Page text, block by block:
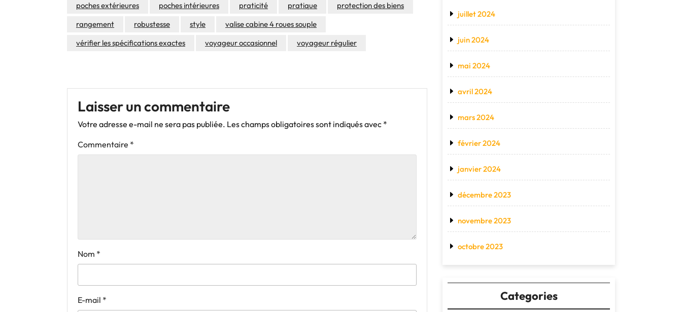
poches extérieures
poches intérieures praticité pratique
protection des biens
rangement
robustesse style
valise cabine 4 roues souple
vérifier les spécifications exactes
voyageur occasionnel voyageur régulier
Laisser un commentaire
Votre adresse e-mail ne sera pas publiée. Les champs obligatoires sont indiqués avec *
Commentaire *
Nom *
E-mail *
juillet 2024
juin 2024
mai 2024
avril 2024
mars 2024
février 2024
janvier 2024
décembre 2023
novembre 2023
octobre 2023
Categories